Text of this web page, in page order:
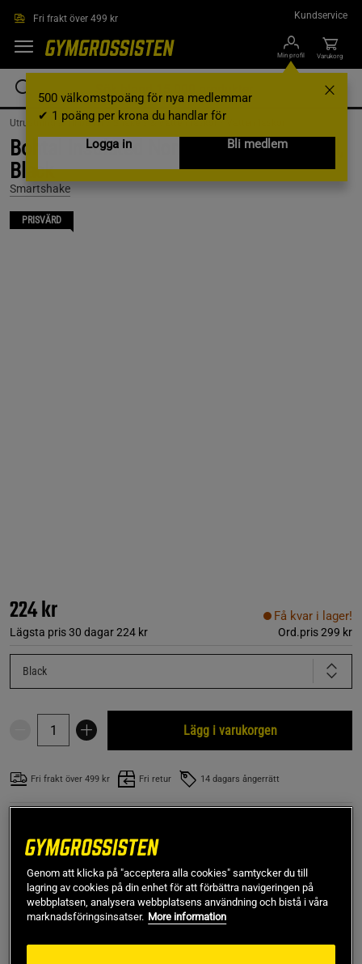
Fri frakt över 499 kr Kundservice
Min profil
500 välkomstpoäng för nya medlemmar
✔ 1 poäng per krona du handlar för
Logga in
Bli medlem
Varukorg
Utrustning & Tillbehör / Shakers & Vattenflaskor /
Bohtal Insulated Nomad Tumbler 900 ml,
Black
Smartshake
PRISVÄRD
224 kr
Lägsta pris 30 dagar224 kr Ord.pris299 kr
Få kvar i lager!
Black
Lägg i varukorgen
Fri frakt över 499 kr Fri retur 14 dagars ångerrätt
Smartshake Bohtal Insulated Tumbler är en flaska med
dubbla väggar för att hålla din dryck kall i upp till 12
timmar.
Läs mer
Genom att klicka på "acceptera alla cookies" samtycker du till
lagring av cookies på din enhet för att förbättra navigeringen på
webbplatsen, analysera webbplatsens användning och bistå i våra
marknadsföringsinsatser. More information